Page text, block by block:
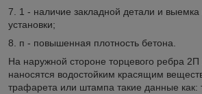
7. 1 - наличие закладной детали и
установки;
8. п - повышенная плотность бетона.
На наружной стороне торцевого ребра 2П
наносятся водостойким красящим
трафарета или штампа такие данные как: